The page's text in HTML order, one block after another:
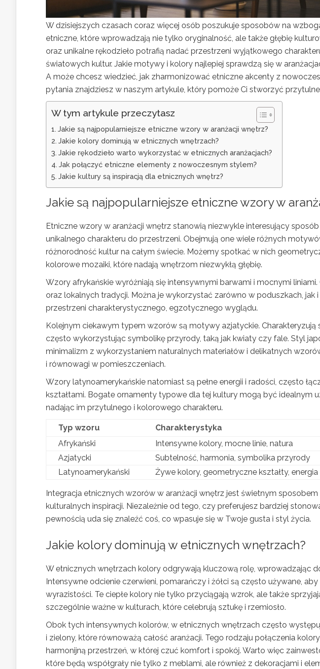
W dzisiejszych czasach coraz więcej osób poszukuje sposobów na
etniczne, które wprowadzają nie tylko oryginalność, ale także głębię
oraz unikalne rękodzieło potrafią nadać przestrzeni wyjątkowego
światowych kultur. Jakie motywy i kolory najlepiej sprawdzą się w
A może chcesz wiedzieć, jak zharmonizować etniczne akcenty z
pytania znajdziesz w naszym artykule, który pomoże Ci stworzyć przytulne
W tym artykule przeczytasz
Jakie są najpopularniejsze etniczne wzory w aranżacji wnętrz?
Jakie kolory dominują w etnicznych wnętrzach?
Jakie rękodzieło warto wykorzystać w etnicznych aranżacjach?
Jak połączyć etniczne elementy z nowoczesnym stylem?
Jakie kultury są inspiracją dla etnicznych wnętrz?
Jakie są najpopularniejsze etniczne wzory w
Etniczne wzory w aranżacji wnętrz stanowią niezwykle interesujący
unikalnego charakteru do przestrzeni. Obejmują one wiele różnych
różnorodność kultur na całym świecie. Możemy spotkać w nich
kolorowe mozaiki, które nadają wnętrzom niezwykłą głębię.
Wzory afrykańskie wyróżniają się intensywnymi barwami i mocnymi
oraz lokalnych tradycji. Można je wykorzystać zarówno w poduszkach, jak
przestrzeni charakterystycznego, egzotycznego wyglądu.
Kolejnym ciekawym typem wzorów są motywy azjatyckie. Charakteryzują
często wykorzystując symbolikę przyrody, taką jak kwiaty czy fale. Styl
minimalizm z wykorzystaniem naturalnych materiałów i delikatnych
i równowagi w pomieszczeniach.
Wzory latynoamerykańskie natomiast są pełne energii i radości, często
kształtami. Bogate ornamenty typowe dla tej kultury mogą być idealnym
nadając im przytulnego i kolorowego charakteru.
Typ wzoru Charakterystyka
Afrykański
Intensywne kolory, mocne linie, natura
Azjatycki
Subtelność, harmonia, symbolika przyrody
Latynoamerykański
Żywe kolory, geometryczne kształty, energia
Integracja etnicznych wzorów w aranżacji wnętrz jest świetnym
kulturalnych inspiracji. Niezależnie od tego, czy preferujesz bardziej
pewnością uda się znaleźć coś, co wpasuje się w Twoje gusta i styl życia.
Jakie kolory dominują w etnicznych wnętrzach?
W etnicznych wnętrzach kolory odgrywają kluczową rolę, wprowadzając
Intensywne odcienie czerwieni, pomarańczy i żółci są często używane,
wyrazistości. Te ciepłe kolory nie tylko przyciągają wzrok, ale także
szczególnie ważne w kulturach, które celebrują sztukę i rzemiosło.
Obok tych intensywnych kolorów, w etnicznych wnętrzach często
i zielony, które równoważą całość aranżacji. Tego rodzaju połączenia
harmonijną przestrzeń, w której czuć komfort i spokój. Warto więc
które będą współgrały nie tylko z meblami, ale również z dekoracjami i